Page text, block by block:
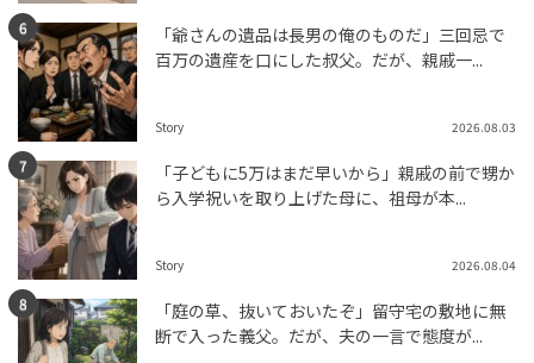
「爺さんの遺品は長男の俺のものだ」三回忌で
百万の遺産を口にした叔父。だが、親戚一...
Story 2026.08.03
「子どもに5万はまだ早いから」親戚の前で甥か
ら入学祝いを取り上げた母に、祖母が本...
Story 2026.08.04
「庭の草、抜いておいたぞ」留守宅の敷地に無
断で入った義父。だが、夫の一言で態度が...